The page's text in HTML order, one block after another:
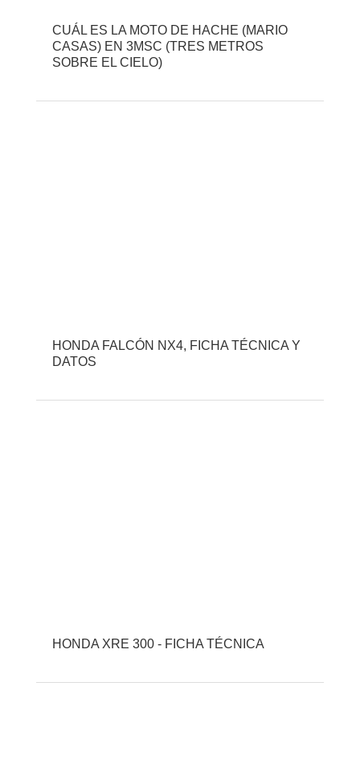
CUÁL ES LA MOTO DE HACHE (MARIO
CASAS) EN 3MSC (TRES METROS
SOBRE EL CIELO)
HONDA FALCÓN NX4, FICHA TÉCNICA Y
DATOS
HONDA XRE 300 - FICHA TÉCNICA